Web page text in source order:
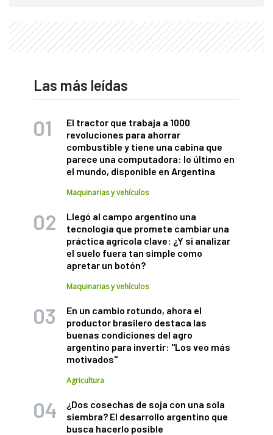
Las más leídas
El tractor que trabaja a 1000
revoluciones para ahorrar
combustible y tiene una cabina que
parece una computadora: lo último en
el mundo, disponible en Argentina
Maquinarias y vehículos
Llegó al campo argentino una
tecnología que promete cambiar una
práctica agrícola clave: ¿Y si analizar
el suelo fuera tan simple como
apretar un botón?
Maquinarias y vehículos
En un cambio rotundo, ahora el
productor brasilero destaca las
buenas condiciones del agro
argentino para invertir: "Los veo más
motivados"
Agricultura
¿Dos cosechas de soja con una sola
siembra? El desarrollo argentino que
busca hacerlo posible